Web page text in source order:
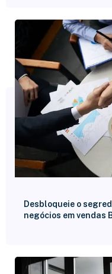
Desbloqueie o
negócios em vendas